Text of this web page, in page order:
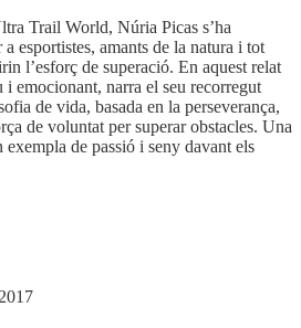
Trail World, Núria Picas s’ha
esportistes, amants de la natura i tot
l’esforç de superació. En aquest relat
i emocionant, narra el seu recorregut
de vida, basada en la perseverança,
de voluntat per superar obstacles. Una
de passió i seny davant els